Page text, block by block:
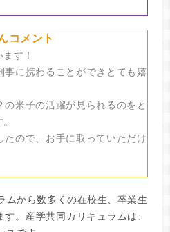
コメント
す！
事に携わることができとても嬉
米子の活躍が見られるのをと
たので、お手に取っていただけ
ムから数多くの在校生、卒業生
。産学共同カリキュラムは、